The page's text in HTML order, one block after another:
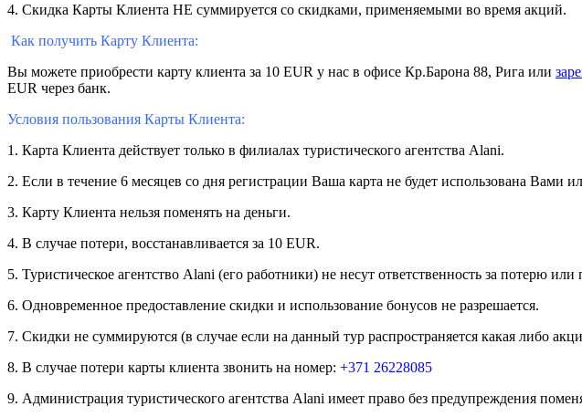
4. Скидка Карты Клиента НЕ суммируется со скидками, применяемыми во время акций.
Как получить Карту Клиента:
Вы можете приобрести карту клиента за 10 EUR у нас в офисе Кр.Барона 88, Рига или
EUR через банк.
Условия пользования Карты Клиента:
1. Карта Клиента действует только в филиалах туристического агентства Alani.
2. Если в течение 6 месяцев со дня регистрации Ваша карта не будет использована Вами
3. Карту Клиента нельзя поменять на деньги.
4. В случае потери, восстанавливается за 10 EUR.
5. Туристическое агентство Alani (его работники) не несут ответственность за потерю
6. Одновременное предоставление скидки и использование бонусов не разрешается.
7. Скидки не суммируются (в случае если на данный тур распространяется какая либо
8. В случае потери карты клиента звонить на номер: +371 26228085
9. Администрация туристического агентства Alani имеет право без предупреждения